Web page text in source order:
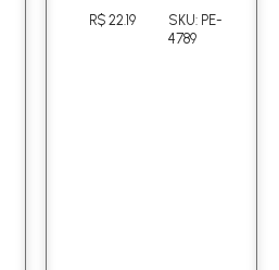
R$ 22.19
SKU: PE-
4789